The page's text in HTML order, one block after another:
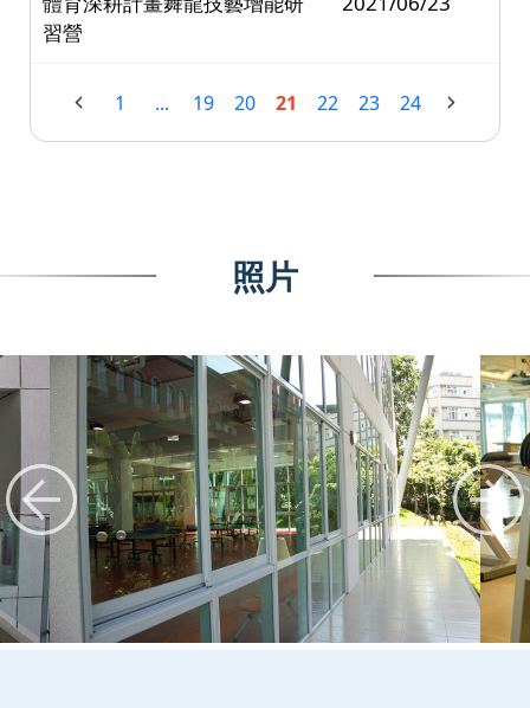
習營
1 ... 19 20 21 22 23 24
照片